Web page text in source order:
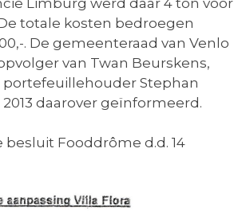
Limburg werd daar 4 ton voor
totale kosten bedroegen
. De gemeenteraad van Venlo
van Twan Beurskens,
Stephan
2013 daarover geïnformeerd.
besluit Fooddrôme d.d. 14